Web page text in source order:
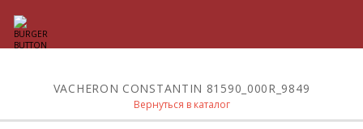
VACHERON CONSTANTIN 81590_000R_9849
Вернуться в каталог